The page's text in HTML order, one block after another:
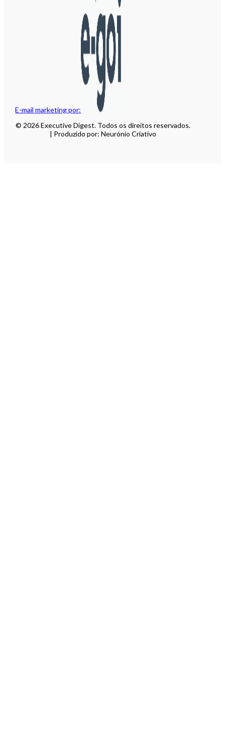
E-mail marketing por:
© 2026 Executive Digest. Todos os direitos reservados.
| Produzido por: Neurónio Criativo